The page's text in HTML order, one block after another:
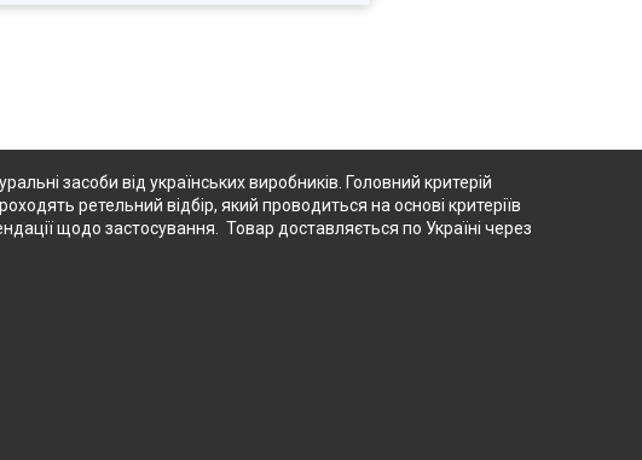
засоби від українських виробників. Головний критерій
ретельний відбір, який проводиться на основі критеріїв
щодо застосування. Товар доставляється по Україні через